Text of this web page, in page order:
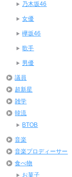
乃木坂46
女優
欅坂46
歌手
男優
議員
超新星
雑学
韓流
BTOB
音楽
音楽プロディーサー
食べ物
お菓子